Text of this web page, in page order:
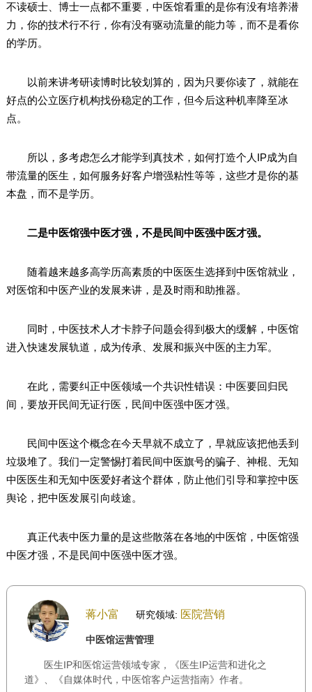
不读硕士、博士一点都不重要，中医馆看重的是你有没有培养潜
力，你的技术行不行，你有没有驱动流量的能力等，而不是看你
的学历。
以前来讲考研读博时比较划算的，因为只要你读了，就能在
好点的公立医疗机构找份稳定的工作，但今后这种机率降至冰
点。
所以，多考虑怎么才能学到真技术，如何打造个人IP成为自
带流量的医生，如何服务好客户增强粘性等等，这些才是你的基
本盘，而不是学历。
二是中医馆强中医才强，不是民间中医强中医才强。
随着越来越多高学历高素质的中医医生选择到中医馆就业，
对医馆和中医产业的发展来讲，是及时雨和助推器。
同时，中医技术人才卡脖子问题会得到极大的缓解，中医馆
进入快速发展轨道，成为传承、发展和振兴中医的主力军。
在此，需要纠正中医领域一个共识性错误：中医要回归民
间，要放开民间无证行医，民间中医强中医才强。
民间中医这个概念在今天早就不成立了，早就应该把他丢到
垃圾堆了。我们一定警惕打着民间中医旗号的骗子、神棍、无知
中医医生和无知中医爱好者这个群体，防止他们引导和掌控中医
舆论，把中医发展引向歧途。
真正代表中医力量的是这些散落在各地的中医馆，中医馆强
中医才强，不是民间中医强中医才强。
蒋小富 研究领域: 医院营销
中医馆运营管理
医生IP和医馆运营领域专家，《医生IP运营和进化之
道》、《自媒体时代，中医馆客户运营指南》作者。